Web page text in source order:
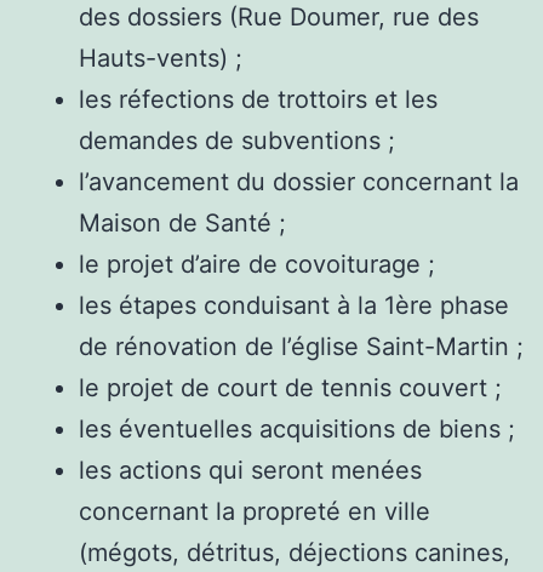
des dossiers (Rue Doumer, rue des
Hauts-vents) ;
les réfections de trottoirs et les
demandes de subventions ;
l’avancement du dossier concernant la
Maison de Santé ;
le projet d’aire de covoiturage ;
les étapes conduisant à la 1ère phase
de rénovation de l’église Saint-Martin ;
le projet de court de tennis couvert ;
les éventuelles acquisitions de biens ;
les actions qui seront menées
concernant la propreté en ville
(mégots, détritus, déjections canines,